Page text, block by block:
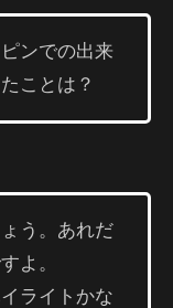
ンでの出来
ことは？
う。あれだ
よ。
ライトかな